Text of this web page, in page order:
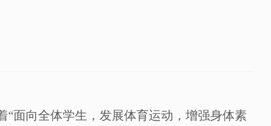
“面向全体学生，发展体育运动，增强身体素